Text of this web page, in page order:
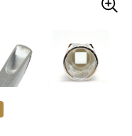
レコーディング機器